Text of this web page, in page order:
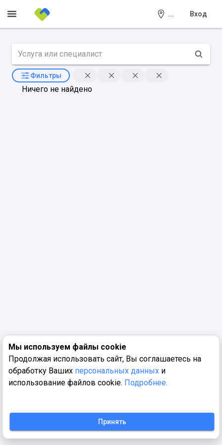
... Вход
Фильтры
Ничего не найдено
Мы используем файлы cookie
Продолжая использовать сайт, Вы соглашаетесь на
обработку Ваших персональных данных и
использование файлов cookie. Подробнее.
Принять